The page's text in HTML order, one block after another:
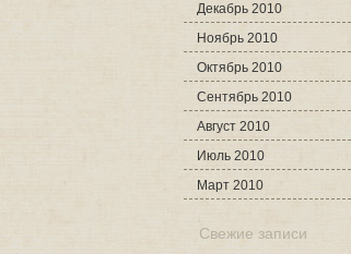
Декабрь 2010
Ноябрь 2010
Октябрь 2010
Сентябрь 2010
Август 2010
Июль 2010
Март 2010
Свежие записи